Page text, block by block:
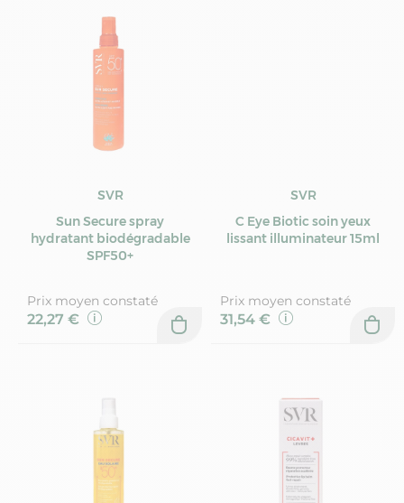
SVR
Sun Secure spray
hydratant biodégradable
SPF50+
Prix moyen constaté
22,27 €
SVR
C Eye Biotic soin yeux
lissant illuminateur 15ml
Prix moyen constaté
31,54 €